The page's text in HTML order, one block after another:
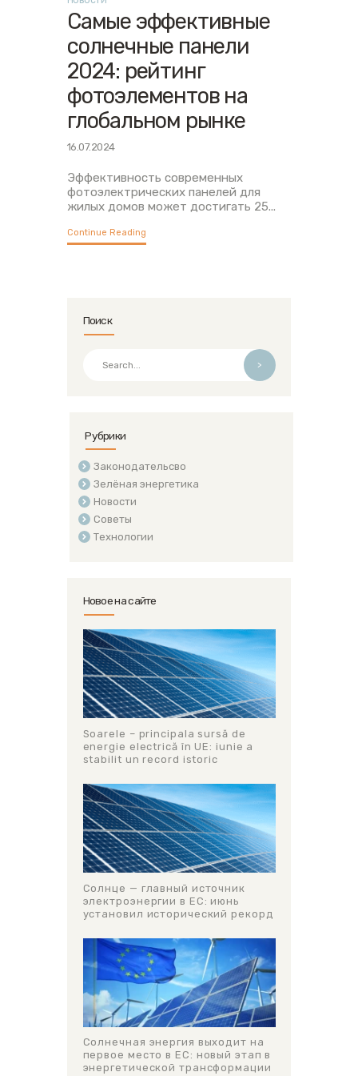
Самые эффективные
солнечные панели
2024: рейтинг
фотоэлементов на
глобальном рынке
16.07.2024
Эффективность современных
фотоэлектрических панелей для
жилых домов может достигать 25...
Continue Reading
Поиск
>
Рубрики
Законодательсво
Зелёная энергетика
Новости
Советы
Технологии
Новое на сайте
Soarele – principala sursă de
energie electrică în UE: iunie a
stabilit un record istoric
Солнце — главный источник
электроэнергии в ЕС: июнь
установил исторический рекорд
Солнечная энергия выходит на
первое место в ЕС: новый этап в
энергетической трансформации